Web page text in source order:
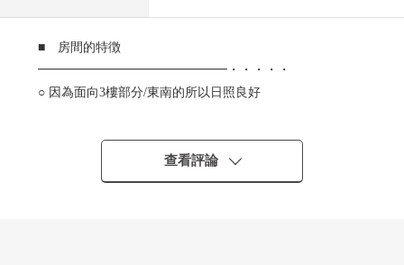
■ 房間的特徴
━━━━━━━━━━━━━━━・・・・・
○ 因為面向3樓部分/東南的所以日照良好
○ 走廊面積小并且在居住空間有舒適的設計
○ 設置從腳下熱的地板暖氣(客餐廳部分)
○ 味難以在房間指出的獨立型廚房
查看評論